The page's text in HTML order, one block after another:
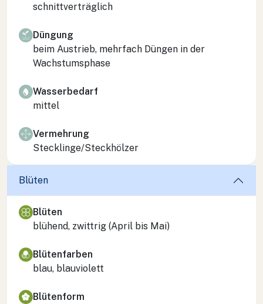
schnittverträglich
Düngung
beim Austrieb, mehrfach Düngen in der
Wachstumsphase
Wasserbedarf
mittel
Vermehrung
Stecklinge/Steckhölzer
Blüten
Blüten
blühend, zwittrig (April bis Mai)
Blütenfarben
blau, blauviolett
Blütenform